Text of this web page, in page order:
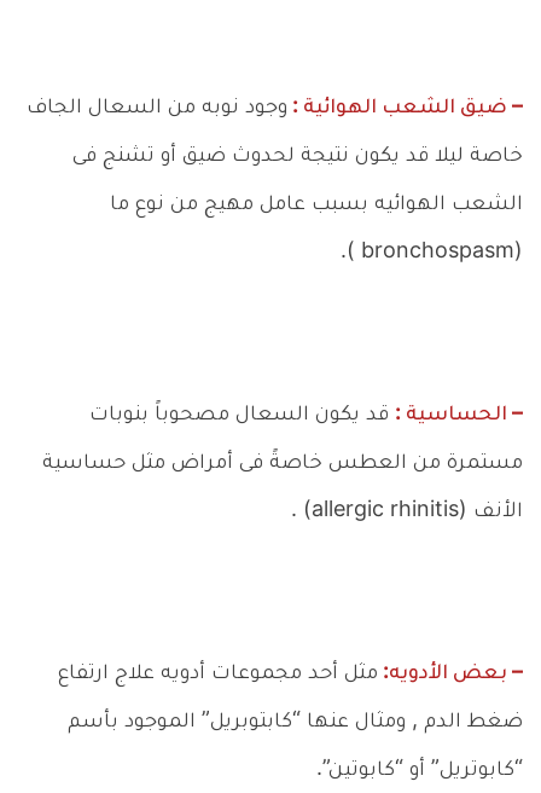
– ضيق الشعب الهوائية : وجود نوبه من السعال الجاف
خاصة ليلا قد يكون نتيجة لحدوث ضيق أو تشنج فى
الشعب الهوائيه بسبب عامل مهيج من نوع ما
(bronchospasm ).
– الحساسية : قد يكون السعال مصحوباً بنوبات
مستمرة من العطس خاصةً فى أمراض مثل حساسية
الأنف (allergic rhinitis) .
– بعض الأدويه: مثل أحد مجموعات أدويه علاج ارتفاع
ضغط الدم , ومثال عنها “كابتوبريل” الموجود بأسم
“كابوتريل” أو “كابوتين”.